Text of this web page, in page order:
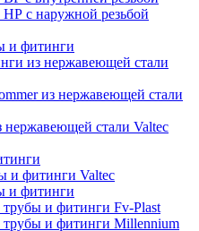
с наружной резьбой
и фитинги
из нержавеющей стали
из нержавеющей стали
стали Valtec
и фитинги Valtec
и фитинги
и фитинги Fv-Plast
и фитинги Millennium